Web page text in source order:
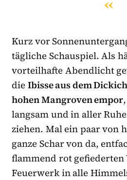
Kurz vor
tägliche Schauspiel. Als
vorteilhafte Abendlicht
dieIbisse aus dem
hohen Mangroven empor
langsam und in aller
ziehen. Mal ein paar von
ganze Schar von da,
flammend rot gefiederten
Feuerwerk in alle